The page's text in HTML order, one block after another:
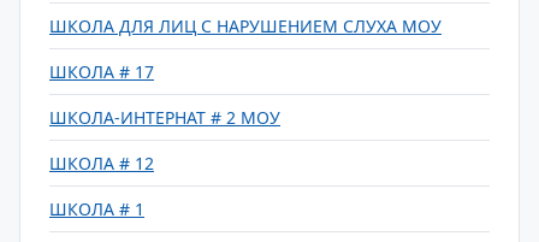
ШКОЛА ДЛЯ ЛИЦ С НАРУШЕНИЕМ СЛУХА МОУ
ШКОЛА # 17
ШКОЛА-ИНТЕРНАТ # 2 МОУ
ШКОЛА # 12
ШКОЛА # 1